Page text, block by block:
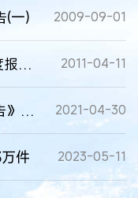
(一) 2009-09-01
《2010年中国有效专利年度报告》显示 国内有效发明专利占比增至45.7% 2011-04-11
《2020年中国专利调查报告》显示我国有效发明专利产业化率为34.7% 2021-04-30
件 2023-05-11